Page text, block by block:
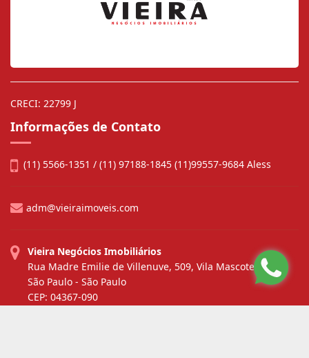
CRECI: 22799 J
Informações de Contato
(11) 5566-1351 / (11) 97188-1845 (11)99557-9684 Aless
adm@vieiraimoveis.com
Vieira Negócios Imobiliários
Rua Madre Emilie de Villenuve, 509, Vila Mascote
São Paulo - São Paulo
CEP: 04367-090